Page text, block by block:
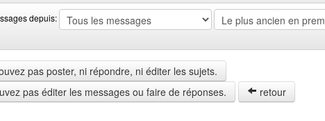
depuis:
pas poster, ni répondre, ni éditer les sujets.
pas éditer les messages ou faire de réponses.
retour